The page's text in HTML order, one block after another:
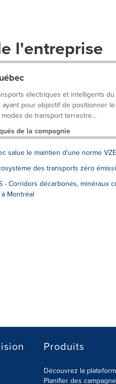
l'entreprise
électriques et intelligents
pour objectif de positionner
modes de transport terrestre...
de la compagnie
salue le maintien d'une norme
des transports zéro
- Corridors décarbonés,
Montréal
Produits
Découvrez la
Planifier des